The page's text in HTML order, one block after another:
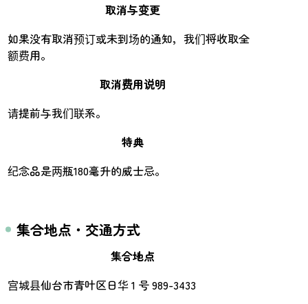
取消与变更
如果没有取消预订或未到场的通知，我们将收取全
额费用。
取消费用说明
请提前与我们联系。
特典
纪念品是两瓶180毫升的威士忌。
集合地点・交通方式
集合地点
宫城县仙台市青叶区日华 1 号 989-3433